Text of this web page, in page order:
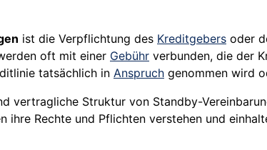
ist die Verpflichtung des Kreditgebers oder
oft mit einer Gebühr verbunden, die der
tatsächlich in Anspruch genommen wird
vertragliche Struktur von Standby-
ihre Rechte und Pflichten verstehen und